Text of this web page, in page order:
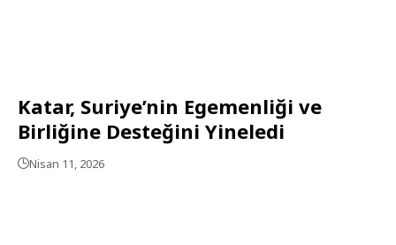
Katar, Suriye’nin Egemenliği ve
Birliğine Desteğini Yineledi
Nisan 11, 2026